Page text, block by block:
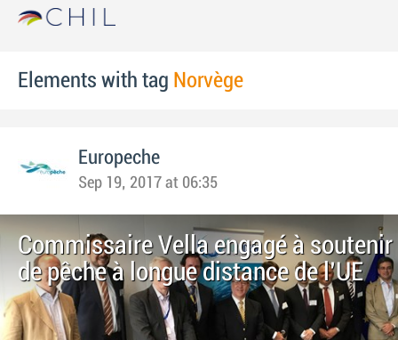
Elements with tag Norvège
Europeche
Sep 19, 2017 at 06:35
Commissaire Vella engagé à
de pêche à longue distance de l'UE